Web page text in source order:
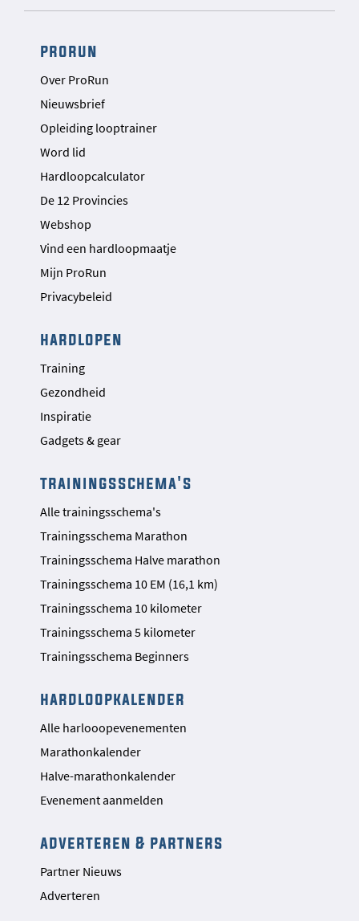
prorun
Over ProRun
Nieuwsbrief
Opleiding looptrainer
Word lid
Hardloopcalculator
De 12 Provincies
Webshop
Vind een hardloopmaatje
Mijn ProRun
Privacybeleid
hardlopen
Training
Gezondheid
Inspiratie
Gadgets & gear
trainingsschema's
Alle trainingsschema's
Trainingsschema Marathon
Trainingsschema Halve marathon
Trainingsschema 10 EM (16,1 km)
Trainingsschema 10 kilometer
Trainingsschema 5 kilometer
Trainingsschema Beginners
hardloopkalender
Alle harlooopevenementen
Marathonkalender
Halve-marathonkalender
Evenement aanmelden
adverteren & partners
Partner Nieuws
Adverteren